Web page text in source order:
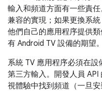
輸入和頻道方面有一些責
兼容的實現；如果更換系
他們自己的應用程序提供
有 Android TV 設備的期望。
系統 TV 應用程序必須在
第三方輸入。開發人員
視體驗中找到頻道（一旦安